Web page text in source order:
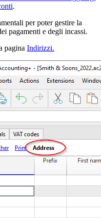
.
per poter gestire la
pagamenti e degli incassi.
pagina Indirizzi.